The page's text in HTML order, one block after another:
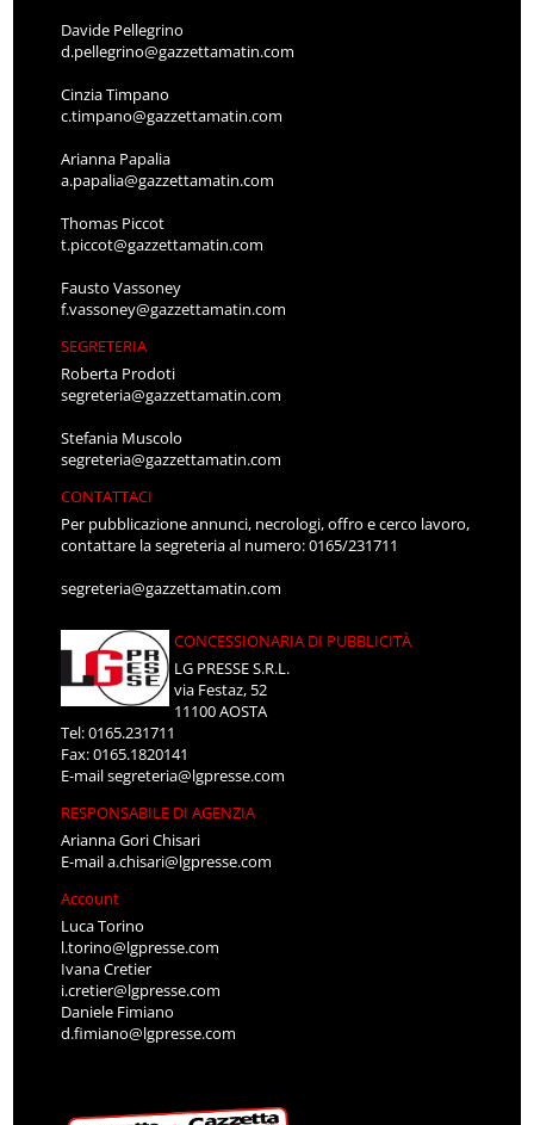
Davide Pellegrino
d.pellegrino@gazzettamatin.com
Cinzia Timpano
c.timpano@gazzettamatin.com
Arianna Papalia
a.papalia@gazzettamatin.com
Thomas Piccot
t.piccot@gazzettamatin.com
Fausto Vassoney
f.vassoney@gazzettamatin.com
SEGRETERIA
Roberta Prodoti
segreteria@gazzettamatin.com
Stefania Muscolo
segreteria@gazzettamatin.com
CONTATTACI
Per pubblicazione annunci, necrologi, offro e cerco lavoro,
contattare la segreteria al numero: 0165/231711
segreteria@gazzettamatin.com
CONCESSIONARIA DI PUBBLICITÀ
LG PRESSE S.R.L.
via Festaz, 52
11100 AOSTA
Tel: 0165.231711
Fax: 0165.1820141
E-mailsegreteria@lgpresse.com
RESPONSABILE DI AGENZIA
Arianna Gori Chisari
E-maila.chisari@lgpresse.com
Account
Luca Torino
l.torino@lgpresse.com
Ivana Cretier
i.cretier@lgpresse.com
Daniele Fimiano
d.fimiano@lgpresse.com